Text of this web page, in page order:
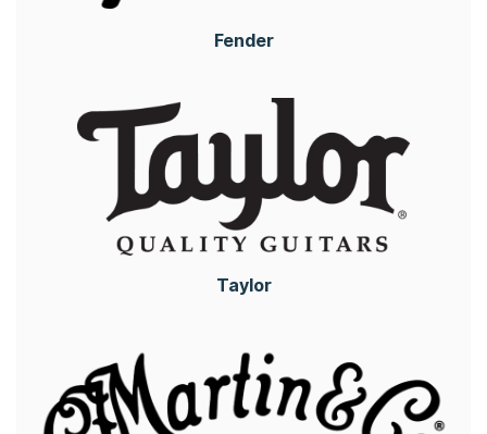
Fender
Taylor